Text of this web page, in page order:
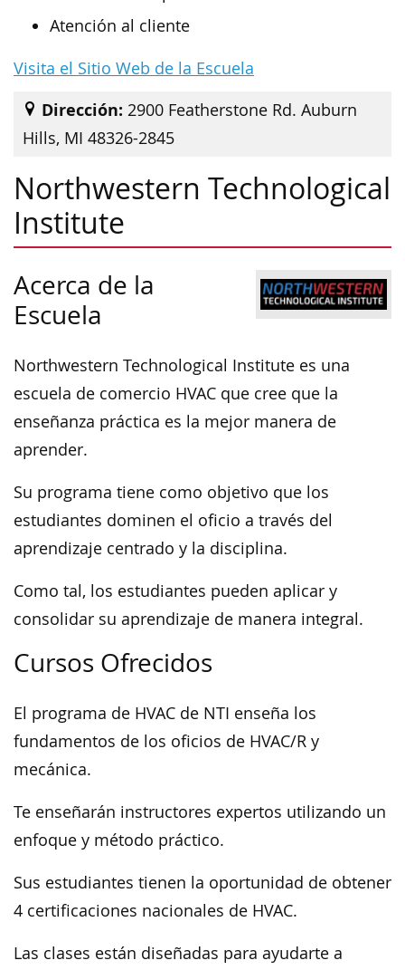
Atención al cliente
Visita el Sitio Web de la Escuela
Dirección: 2900 Featherstone Rd. Auburn
Hills, MI 48326-2845
Northwestern Technological
Institute
Acerca de la
Escuela
Northwestern Technological Institute es una
escuela de comercio HVAC que cree que la
enseñanza práctica es la mejor manera de
aprender.
Su programa tiene como objetivo que los
estudiantes dominen el oficio a través del
aprendizaje centrado y la disciplina.
Como tal, los estudiantes pueden aplicar y
consolidar su aprendizaje de manera integral.
Cursos Ofrecidos
El programa de HVAC de NTI enseña los
fundamentos de los oficios de HVAC/R y
mecánica.
Te enseñarán instructores expertos utilizando un
enfoque y método práctico.
Sus estudiantes tienen la oportunidad de obtener
4 certificaciones nacionales de HVAC.
Las clases están diseñadas para ayudarte a